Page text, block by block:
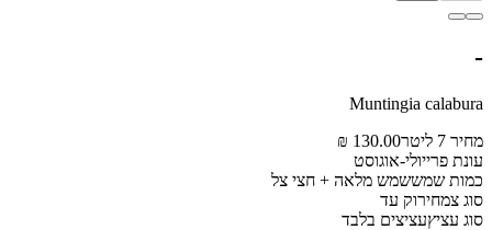
-
Muntingia calabura
מחיר 7 ליטר
130.00 ₪
עונת פרייולי-אוגוסט
כמות שמששמש מלאה + חצי צל
סוג צמחירוק עד
סוג עציץעציצים בלבד